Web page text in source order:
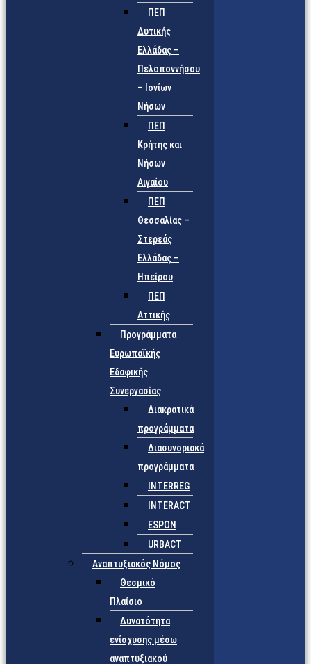
ΠΕΠ
Δυτικής
Ελλάδας –
Πελοποννήσου
– Ιονίων
Νήσων
ΠΕΠ
Κρήτης και
Νήσων
Αιγαίου
ΠΕΠ
Θεσσαλίας –
Στερεάς
Ελλάδας –
Ηπείρου
ΠΕΠ
Αττικής
Προγράμματα
Ευρωπαϊκής
Εδαφικής
Συνεργασίας
Διακρατικά
προγράμματα
Διασυνοριακά
προγράμματα
INTERREG
INTERACT
ESPON
URBACT
Αναπτυξιακός Νόμος
Θεσμικό
Πλαίσιο
Δυνατότητα
ενίσχυσης μέσω
αναπτυξιακού